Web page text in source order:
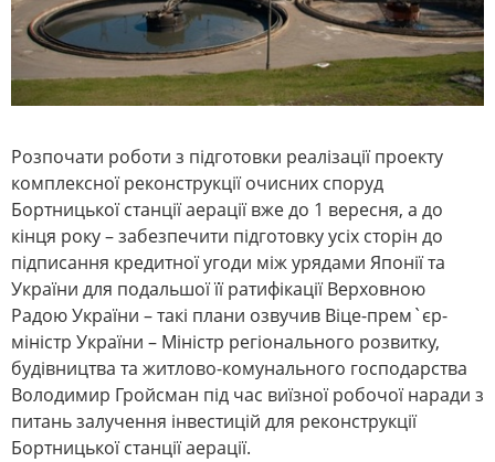
Розпочати роботи з підготовки реалізації проекту
комплексної реконструкції очисних споруд
Бортницької станції аерації вже до 1 вересня, а до
кінця року – забезпечити підготовку усіх сторін до
підписання кредитної угоди між урядами Японії та
України для подальшої її ратифікації Верховною
Радою України – такі плани озвучив Віце-прем`єр-
міністр України – Міністр регіонального розвитку,
будівництва та житлово-комунального господарства
Володимир Гройсман під час виїзної робочої наради з
питань залучення інвестицій для реконструкції
Бортницької станції аерації.